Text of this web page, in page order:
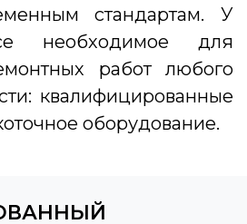
стандартам. У
необходимое для
работ любого
квалифицированные
оборудование.